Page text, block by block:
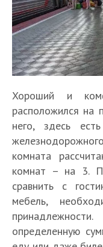
Хороший и
расположился на
него, здесь
комната
комнат – на 3.
сравнить с
мебель,
определенную